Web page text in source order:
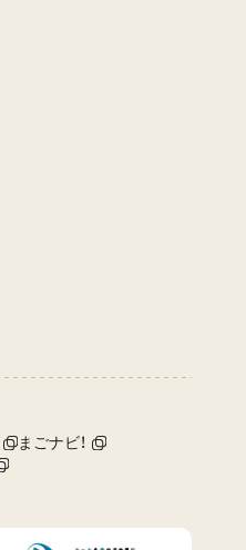
まごナビ！